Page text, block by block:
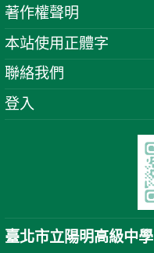
著作權聲明
本站使用正體字
聯絡我們
登入
臺北市立陽明高級中學